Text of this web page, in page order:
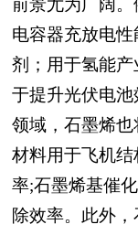
前景尤为广阔
电容器充放电
剂；用于氢能
于提升光伏电
领域，石墨烯
材料用于飞机
率;石墨烯基催
除效率。此外，